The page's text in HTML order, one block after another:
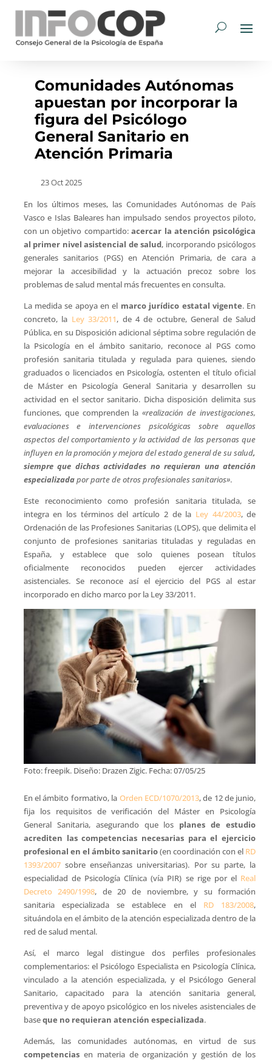
Comunidades Autónomas
apuestan por incorporar la
figura del Psicólogo
General Sanitario en
Atención Primaria
23 Oct 2025
En los últimos meses, las Comunidades Autónomas de País
Vasco e Islas Baleares han impulsado sendos proyectos piloto,
con un objetivo compartido:acercar la atención psicológica
al primer nivel asistencial de salud, incorporando psicólogos
generales sanitarios (PGS) en Atención Primaria, de cara a
mejorar la accesibilidad y la actuación precoz sobre los
problemas de salud mental más frecuentes en consulta.
La medida se apoya en el marco jurídico estatal vigente. En
concreto, la Ley 33/2011, de 4 de octubre, General de Salud
Pública, en su Disposición adicional séptima sobre regulación de
la Psicología en el ámbito sanitario, reconoce al PGS como
profesión sanitaria titulada y regulada para quienes, siendo
graduados o licenciados en Psicología, ostenten el título oficial
de Máster en Psicología General Sanitaria y desarrollen su
actividad en el sector sanitario. Dicha disposición delimita sus
funciones, que comprenden la«realización de investigaciones,
evaluaciones e intervenciones psicológicas sobre aquellos
aspectos del comportamiento y la actividad de las personas que
influyen en la promoción y mejora del estado general de su salud,
siempre que dichas actividades no requieran una atención
especializadapor parte de otros profesionales sanitarios».
Este reconocimiento como profesión sanitaria titulada, se
integra en los términos del artículo 2 de la Ley 44/2003, de
Ordenación de las Profesiones Sanitarias (LOPS), que delimita el
conjunto de profesiones sanitarias tituladas y reguladas en
España, y establece que solo quienes posean títulos
oficialmente reconocidos pueden ejercer actividades
asistenciales. Se reconoce así el ejercicio del PGS al estar
incorporado en dicho marco por la Ley 33/2011.
Foto: freepik. Diseño: Drazen Zigic. Fecha: 07/05/25
En el ámbito formativo, la Orden ECD/1070/2013, de 12 de junio,
fija los requisitos de verificación del Máster en Psicología
General Sanitaria, asegurando que los planes de estudio
acrediten las competencias necesarias para el ejercicio
profesional en el ámbito sanitario(en coordinación con el RD
1393/2007sobre enseñanzas universitarias). Por su parte, la
especialidad de Psicología Clínica (vía PIR) se rige por el Real
Decreto 2490/1998, de 20 de noviembre, y su formación
sanitaria especializada se establece en el RD 183/2008,
situándola en el ámbito de la atención especializada dentro de la
red de salud mental.
Así, el marco legal distingue dos perfiles profesionales
complementarios: el Psicólogo Especialista en Psicología Clínica,
vinculado a la atención especializada, y el Psicólogo General
Sanitario, capacitado para la atención sanitaria general,
preventiva y de apoyo psicológico en los niveles asistenciales de
baseque no requieran atención especializada.
Además, las comunidades autónomas, en virtud de sus
competenciasen materia de organización y gestión de los